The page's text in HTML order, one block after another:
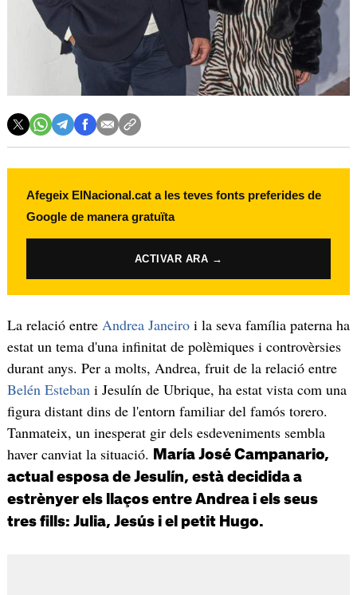
Afegeix ElNacional.cat a les teves fonts preferides de
Google de manera gratuïta
ACTIVAR ARA →
La relació entre Andrea Janeiroi la seva família paterna ha
estat un tema d'una infinitat de polèmiques i controvèrsies
durant anys. Per a molts, Andrea, fruit de la relació entre
Belén Estebani Jesulín de Ubrique, ha estat vista com una
figura distant dins de l'entorn familiar del famós torero.
Tanmateix, un inesperat gir dels esdeveniments sembla
haver canviat la situació.
María José Campanario,
actual esposa de Jesulín, està decidida a
estrènyer els llaços entre Andrea i els seus
tres fills: Julia, Jesús i el petit Hugo.